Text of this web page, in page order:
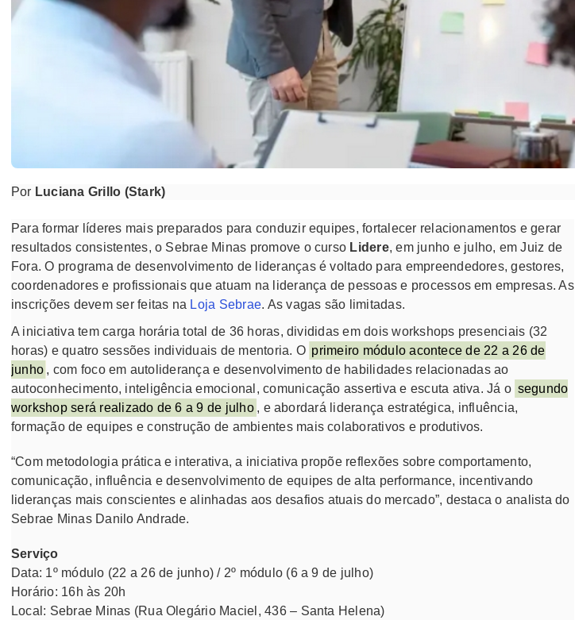
Por Luciana Grillo (Stark)
Para formar líderes mais preparados para conduzir equipes, fortalecer relacionamentos e gerar
resultados consistentes, o Sebrae Minas promove o curso Lidere, em junho e julho, em Juiz de
Fora. O programa de desenvolvimento de lideranças é voltado para empreendedores, gestores,
coordenadores e profissionais que atuam na liderança de pessoas e processos em empresas. As
inscrições devem ser feitas na Loja Sebrae. As vagas são limitadas.
A iniciativa tem carga horária total de 36 horas, divididas em dois workshops presenciais (32
horas) e quatro sessões individuais de mentoria. O primeiro módulo acontece de 22 a 26 de
junho , com foco em autoliderança e desenvolvimento de habilidades relacionadas ao
autoconhecimento, inteligência emocional, comunicação assertiva e escuta ativa. Já o segundo
workshop será realizado de 6 a 9 de julho , e abordará liderança estratégica, influência,
formação de equipes e construção de ambientes mais colaborativos e produtivos.
“Com metodologia prática e interativa, a iniciativa propõe reflexões sobre comportamento,
comunicação, influência e desenvolvimento de equipes de alta performance, incentivando
lideranças mais conscientes e alinhadas aos desafios atuais do mercado”, destaca o analista do
Sebrae Minas Danilo Andrade.
Serviço
Data: 1º módulo (22 a 26 de junho) / 2º módulo (6 a 9 de julho)
Horário: 16h às 20h
Local: Sebrae Minas (Rua Olegário Maciel, 436 – Santa Helena)